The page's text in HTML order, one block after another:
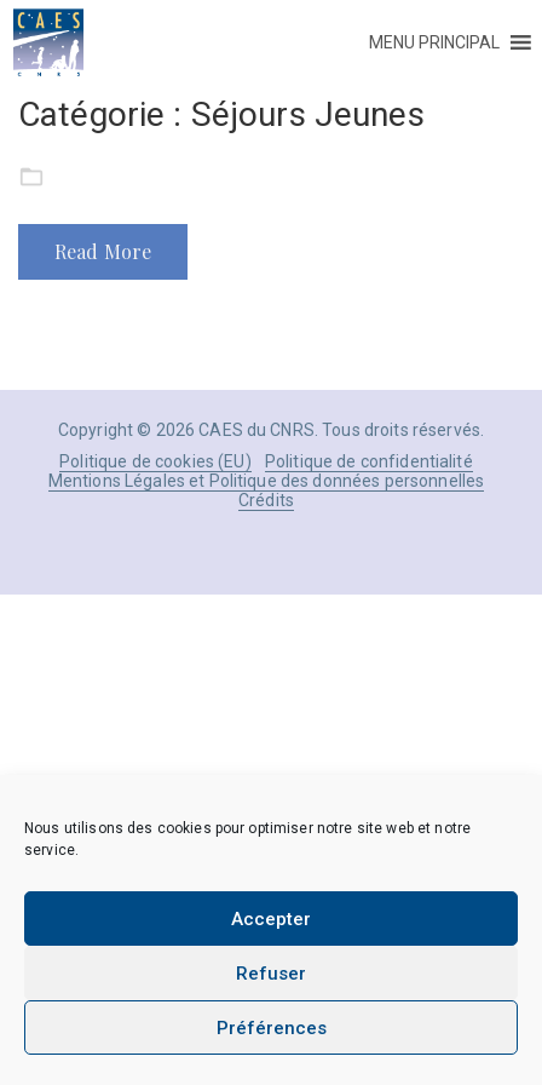
Nous utilisons des cookies pour optimiser notre site web et notre
service.
Accepter
Refuser
Préférences
MENU PRINCIPAL
Catégorie : Séjours Jeunes
Read More
Copyright © 2026 CAES du CNRS. Tous droits réservés.
Politique de cookies (EU)
Politique de confidentialité
Mentions Légales et Politique des données personnelles
Crédits